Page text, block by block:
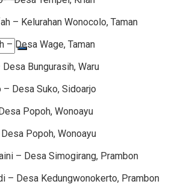
– Kelurahan Wonocolo, Taman
– Desa Wage, Taman
Bungurasih, Waru
– Desa Suko, Sidoarjo
Popoh, Wonoayu
Popoh, Wonoayu
– Desa Simogirang, Prambon
– Desa Kedungwonokerto, Prambon